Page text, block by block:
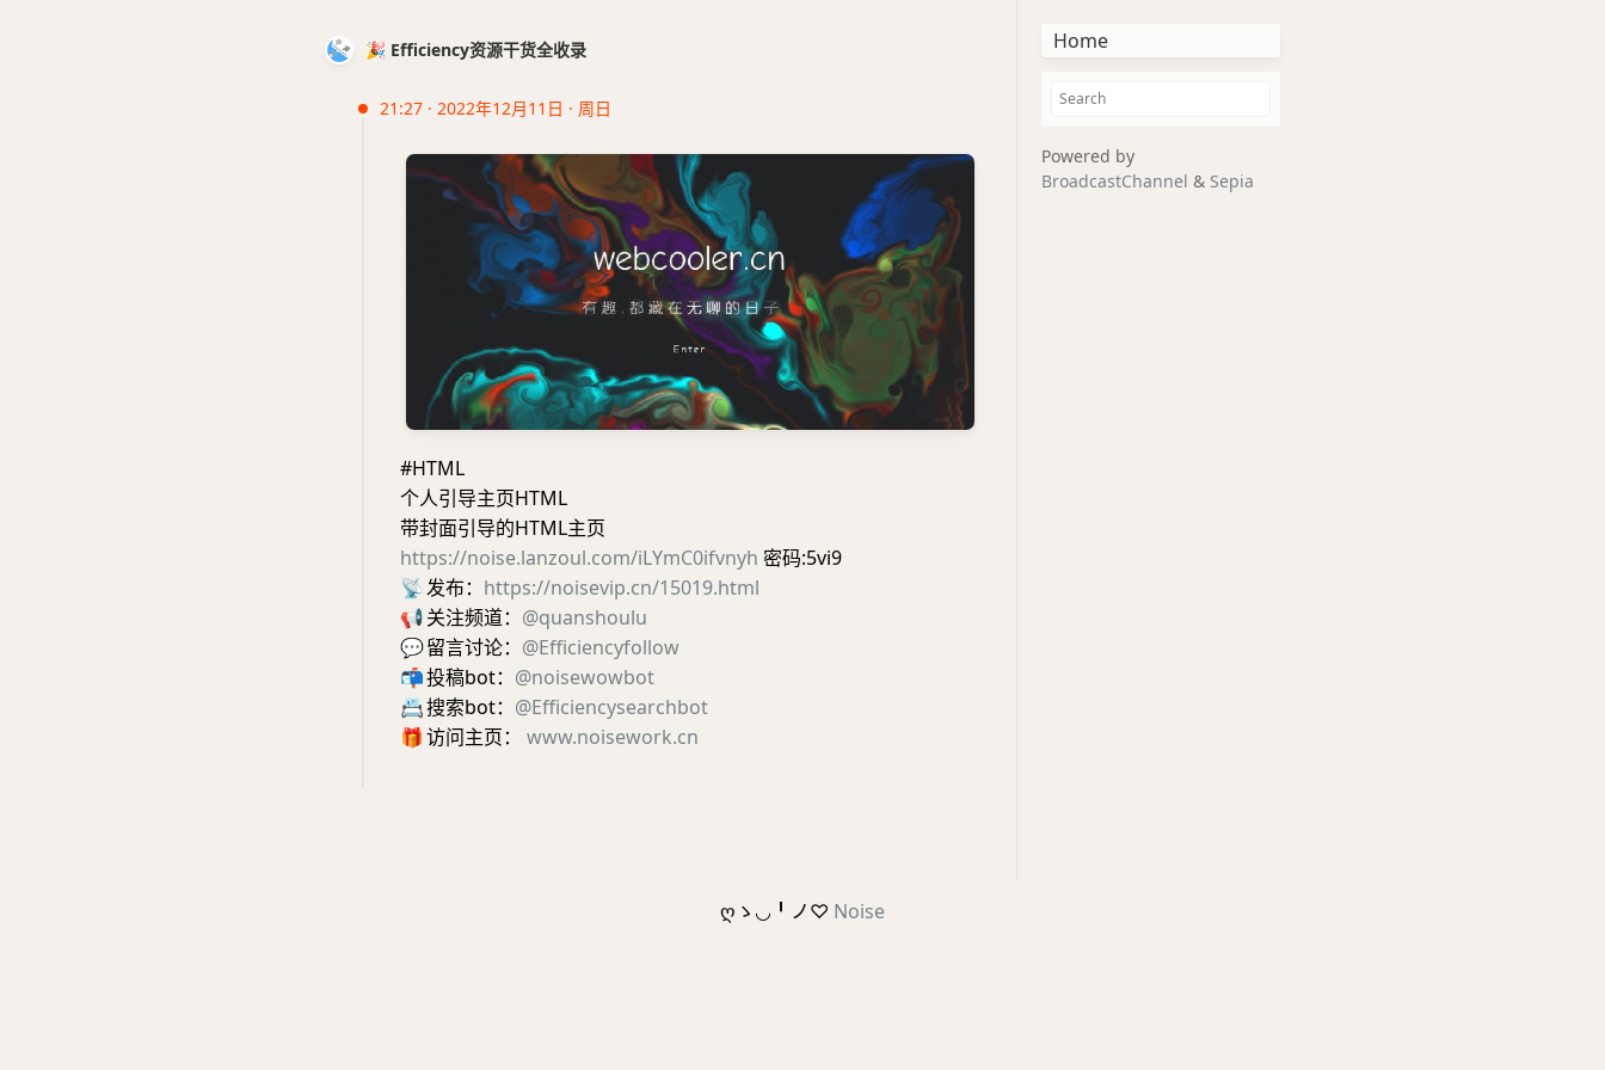
🎉 Efficiency资源干货全收录
21:27 · 2022年12月11日 · 周日
#HTML
个人引导主页HTML
带封面引导的HTML主页
https://noise.lanzoul.com/iLYmC0ifvnyh 密码:5vi9
📡发布： https://noisevip.cn/15019.html
📢关注频道： @quanshoulu
💬留言讨论： @Efficiencyfollow
📬投稿bot： @noisewowbot
📇搜索bot： @Efficiencysearchbot
🎁访问主页： www.noisework.cn
Home
Powered by
BroadcastChannel & Sepia
ღゝ◡╹ノ♡ Noise